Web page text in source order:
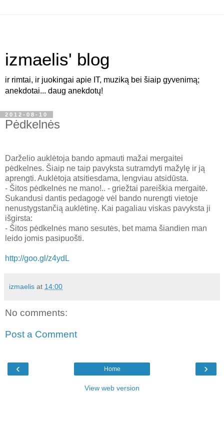
izmaelis' blog
ir rimtai, ir juokingai apie IT, muziką bei šiaip gyvenimą;
anekdotai... daug anekdotų!
2012-08-10
Pėdkelnės
Darželio auklėtoja bando apmauti mažai mergaitei
pėdkelnes. Šiaip ne taip pavyksta sutramdyti mažylę ir ją
aprengti. Auklėtoja atsitiesdama, lengviau atsidūsta.
- Šitos pėdkelnės ne mano!.. - griežtai pareiškia mergaitė.
Sukandusi dantis pedagogė vėl bando nurengti vietoje
nenustygstančią auklėtinę. Kai pagaliau viskas pavyksta ji
išgirsta:
- Šitos pėdkelnės mano sesutės, bet mama šiandien man
leido jomis pasipuošti.
http://goo.gl/z4ydL
izmaelis at 14:00
No comments:
Post a Comment
‹ ›
Home
View web version